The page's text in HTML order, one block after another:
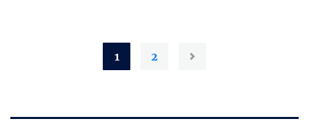
1 2